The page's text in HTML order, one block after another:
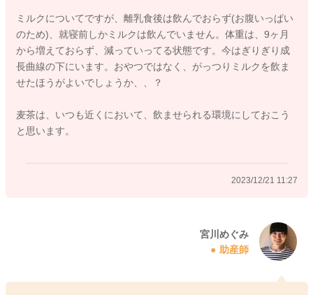
ながらも、離乳食のご飯やお野菜の量を増やしていただきつ
つ、調整をされてみてはいかがでしょうか？
また1歳にもうすぐでなられるということなので、補食の時間を
設けていただくようになることでも、変わることもあるのでは
ストローマグも、いつもおもちゃ代わりにそばに置いておくよ
うにされてみるのもいいと思いますよ。
1歳半ぐらいまでに離乳が完了しているといいと思います。
どうぞよろしくお願いします。
ミルクについてですが、離乳食後は飲んでおらず(お腹いっぱい
のため)、就寝前しかミルクは飲んでいません。体重は、9ヶ月
から増えておらず、減っていってる状態です。今はぎりぎり成
長曲線の下にいます。おやつではなく、がっつりミルクを飲ま
せたほうがよいでしょうか、、？
麦茶は、いつも近くにおいて、飲ませられる環境にしておこう
と思います。
2023/12/21 11:27
宮川めぐみ
助産師